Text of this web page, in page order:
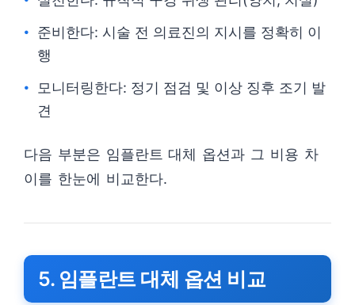
준비한다: 시술 전 의료진의 지시를 정확히 이
행
모니터링한다: 정기 점검 및 이상 징후 조기 발
견
다음 부분은 임플란트 대체 옵션과 그 비용 차
이를 한눈에 비교한다.
5. 임플란트 대체 옵션 비교